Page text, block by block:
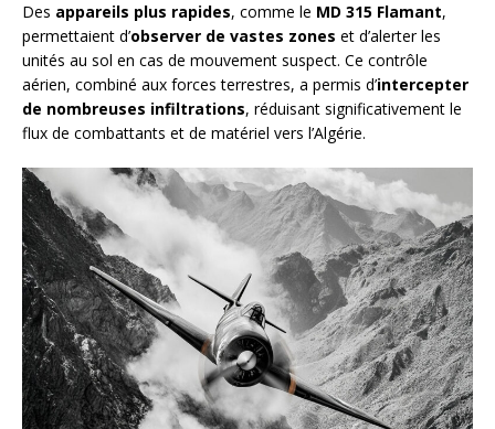
Des appareils plus rapides, comme le MD 315 Flamant,
permettaient d’observer de vastes zones et d’alerter les
unités au sol en cas de mouvement suspect. Ce contrôle
aérien, combiné aux forces terrestres, a permis d’intercepter
de nombreuses infiltrations, réduisant significativement le
flux de combattants et de matériel vers l’Algérie.